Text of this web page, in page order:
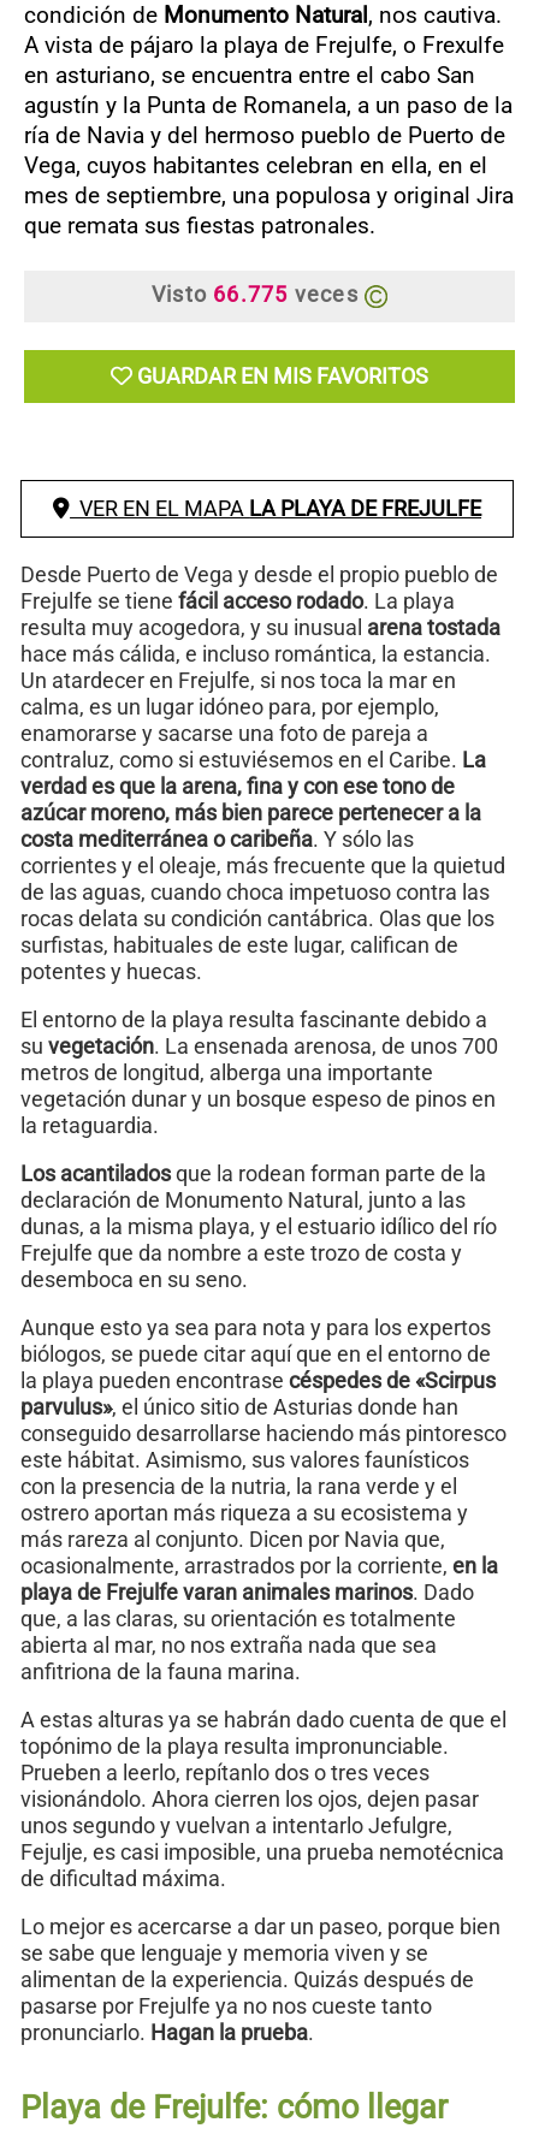
condición de Monumento Natural, nos cautiva.
A vista de pájaro la playa de Frejulfe, o Frexulfe
en asturiano, se encuentra entre el cabo San
agustín y la Punta de Romanela, a un paso de la
ría de Navia y del hermoso pueblo de Puerto de
Vega, cuyos habitantes celebran en ella, en el
mes de septiembre, una populosa y original Jira
que remata sus fiestas patronales.
Visto 66.775 veces
GUARDAR EN MIS FAVORITOS
VER EN EL MAPA LA PLAYA DE FREJULFE
Desde Puerto de Vega y desde el propio pueblo de
Frejulfe se tiene fácil acceso rodado. La playa
resulta muy acogedora, y su inusual arena tostada
hace más cálida, e incluso romántica, la estancia.
Un atardecer en Frejulfe, si nos toca la mar en
calma, es un lugar idóneo para, por ejemplo,
enamorarse y sacarse una foto de pareja a
contraluz, como si estuviésemos en el Caribe. La
verdad es que la arena, fina y con ese tono de
azúcar moreno, más bien parece pertenecer a la
costa mediterránea o caribeña. Y sólo las
corrientes y el oleaje, más frecuente que la quietud
de las aguas, cuando choca impetuoso contra las
rocas delata su condición cantábrica. Olas que los
surfistas, habituales de este lugar, califican de
potentes y huecas.
El entorno de la playa resulta fascinante debido a
su vegetación. La ensenada arenosa, de unos 700
metros de longitud, alberga una importante
vegetación dunar y un bosque espeso de pinos en
la retaguardia.
Los acantiladosque la rodean forman parte de la
declaración de Monumento Natural, junto a las
dunas, a la misma playa, y el estuario idílico del río
Frejulfe que da nombre a este trozo de costa y
desemboca en su seno.
Aunque esto ya sea para nota y para los expertos
biólogos, se puede citar aquí que en el entorno de
la playa pueden encontrase céspedes de «Scirpus
parvulus», el único sitio de Asturias donde han
conseguido desarrollarse haciendo más pintoresco
este hábitat. Asimismo, sus valores faunísticos
con la presencia de la nutria, la rana verde y el
ostrero aportan más riqueza a su ecosistema y
más rareza al conjunto. Dicen por Navia que,
ocasionalmente, arrastrados por la corriente, en la
playa de Frejulfe varan animales marinos. Dado
que, a las claras, su orientación es totalmente
abierta al mar, no nos extraña nada que sea
anfitriona de la fauna marina.
A estas alturas ya se habrán dado cuenta de que el
topónimo de la playa resulta impronunciable.
Prueben a leerlo, repítanlo dos o tres veces
visionándolo. Ahora cierren los ojos, dejen pasar
unos segundo y vuelvan a intentarlo Jefulgre,
Fejulje, es casi imposible, una prueba nemotécnica
de dificultad máxima.
Lo mejor es acercarse a dar un paseo, porque bien
se sabe que lenguaje y memoria viven y se
alimentan de la experiencia. Quizás después de
pasarse por Frejulfe ya no nos cueste tanto
pronunciarlo. Hagan la prueba.
Playa de Frejulfe: cómo llegar